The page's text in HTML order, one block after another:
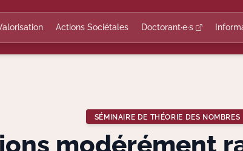
Actions Sociétales Doctorant·e·s
SÉMINAIRE DE THÉORIE DES NOMBRES
modérément